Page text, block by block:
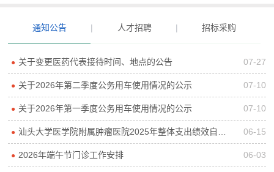
通知公告 | 人才招聘 | 招标采购
● 关于变更医药代表接待时间、地点的公告 07-27
● 关于2026年第二季度公务用车使用情况的公示 07-10
● 关于2026年第一季度公务用车使用情况的公示 07-10
● 汕头大学医学院附属肿瘤医院2025年整体支出绩效自评报告 06-15
● 2026年端午节门诊工作安排 06-03